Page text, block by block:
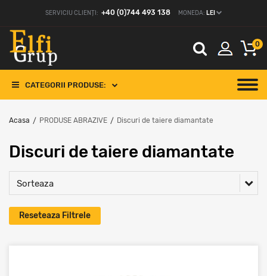
SERVICIU CLIENȚI: +40 (0)744 493 138 MONEDA: LEI
0
CATEGORII PRODUSE:
Acasa / PRODUSE ABRAZIVE / Discuri de taiere diamantate
Discuri de taiere diamantate
Sorteaza
Reseteaza Filtrele